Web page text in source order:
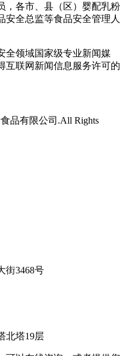
各市、县（区）婴配乳粉
安全总监等食品安全管理人
领域国家级专业新闻媒
互联网新闻信息服务许可的
品有限公司.All Rights
街3468号
北塔19层